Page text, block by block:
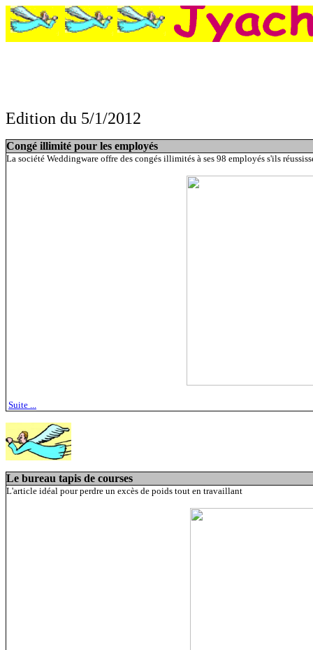
Edition du 5/1/2012
Congé illimité pour les employés
La société Weddingware offre des congés illimités à ses 98 employés s'ils
Suite ...
Le bureau tapis de courses
L'article idéal pour perdre un excès de poids tout en travaillant